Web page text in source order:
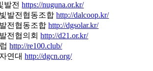
발전https://nuguna.or.kr/
발전협동조합http://dalcoop.kr/
전협동조합http://dgsolar.kr/
전협의회http://d21.or.kr/
럽http://re100.club/
연대http://dgcn.org/